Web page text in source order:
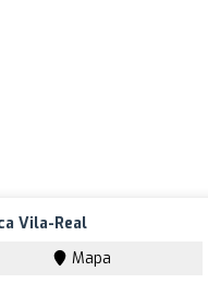
Vila-Real
Mapa